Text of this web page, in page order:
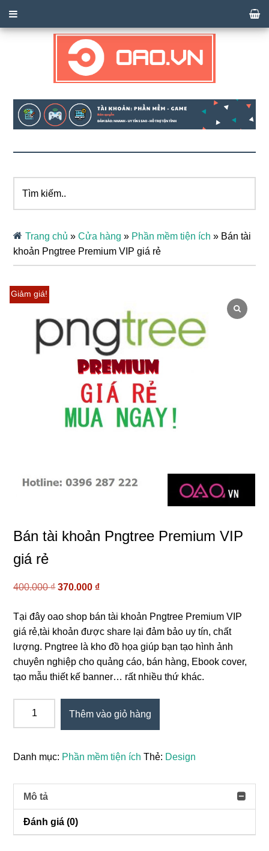
kiếm..
Trang chủ »Cửa hàng » Phần mềm tiện ích » Bán tài
khoản Pngtree Premium VIP giá rẻ
Giảm giá!
Bán tài khoản Pngtree Premium VIP
giá rẻ
400.000₫ Giá
là:
400.000 ₫.
370.000 ₫Giá
tại
là:
370.000 ₫.
Tại đây oao shop bán tài khoản Pngtree Premium VIP
giá rẻ,tài khoản được share lại đảm bảo uy tín, chất
lượng. Pngtree là kho đồ họa giúp bạn tạo hình ảnh
chuyên nghiệp cho quảng cáo, bán hàng, Ebook cover,
tạo mẫu thiết kế banner… rất nhiều thứ khác.
Pngtree
giá
rẻ
Thêm vào giỏ hàng
Danh mục: Phần mềm tiện ích Thẻ: Design
Mô tả
Đánh giá (0)